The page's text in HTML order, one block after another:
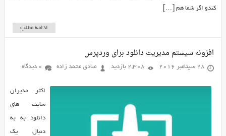
کندو اگر شما هم […]
ادامه مطلب
افزونه سیستم مدیریت دانلود برای وردپرس
28 سپتامبر 2016 2,308 بازدید صادق محمد زاده 0 دیدگاه
اکثر مدیران
سایت های
دانلود به به
دنبال یک